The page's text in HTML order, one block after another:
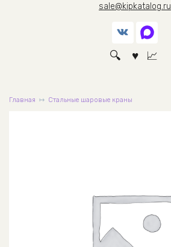
sale@kipkatalog.ru
Главная Стальные шаровые краны